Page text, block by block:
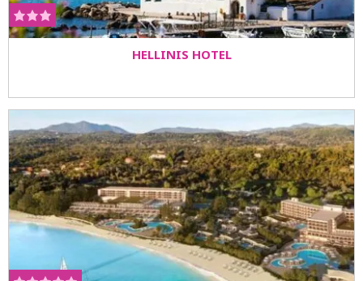
HELLINIS HOTEL